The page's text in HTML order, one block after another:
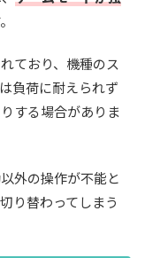
ており、機種のス
負荷に耐えられず
する場合がありま
外の操作が不能と
り替わってしまう